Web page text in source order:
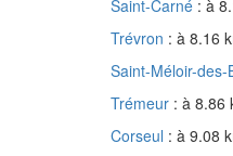
Saint-Carné : à
Trévron : à 8.16
Saint-Méloir-des-
Trémeur : à 8.86
Corseul : à 9.08